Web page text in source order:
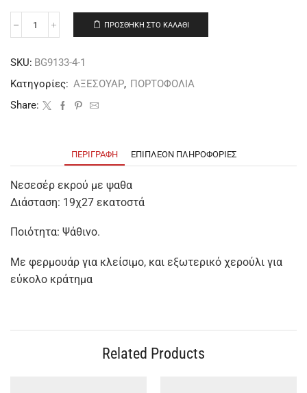
ΠΡΟΣΘΉΚΗ ΣΤΟ ΚΑΛΆΘΙ
SKU: BG9133-4-1
Κατηγορίες: ΑΞΕΣΟΥΑΡ, ΠΟΡΤΟΦΟΛΙΑ
Share:
ΠΕΡΙΓΡΑΦΉ ΕΠΙΠΛΈΟΝ ΠΛΗΡΟΦΟΡΊΕΣ
Νεσεσέρ εκρού με ψαθα
Διάσταση: 19χ27 εκατοστά
Ποιότητα: Ψάθινο.
Με φερμουάρ για κλείσιμο, και εξωτερικό χερούλι για
εύκολο κράτημα
Related Products